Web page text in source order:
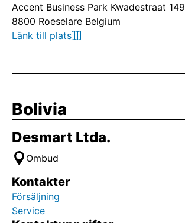
Accent Business Park Kwadestraat 149
8800 Roeselare Belgium
Länk till plats
Bolivia
Desmart Ltda.
Ombud
Kontakter
Försäljning
Service